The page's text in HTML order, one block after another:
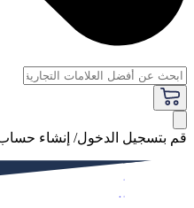
قم بتسجيل الدخول/ إنشاء
فاخر
النساء
الرجال